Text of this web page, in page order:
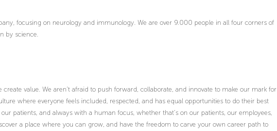
focusing on neurology and immunology. We are over 9.000 people in all four corners of
by science.
create value. We aren’t afraid to push forward, collaborate, and innovate to make our mark for
where everyone feels included, respected, and has equal opportunities to do their best
our patients, and always with a human focus, whether that’s on our patients, our employees,
a place where you can grow, and have the freedom to carve your own career path to